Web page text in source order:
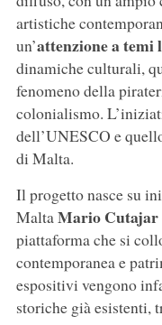
artistiche
un’attenzione a
dinamiche culturali,
fenomeno della
colonialismo.
dell’UNESCO e
di Malta.
Il progetto nasce su
MaltaMarioCutajar
piattaforma che si
contemporanea e
espositivi vengono
storiche già esistenti,